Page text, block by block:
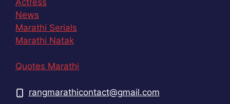
News
Marathi Serials
Marathi Natak
Quotes Marathi
rangmarathicontact@gmail.com